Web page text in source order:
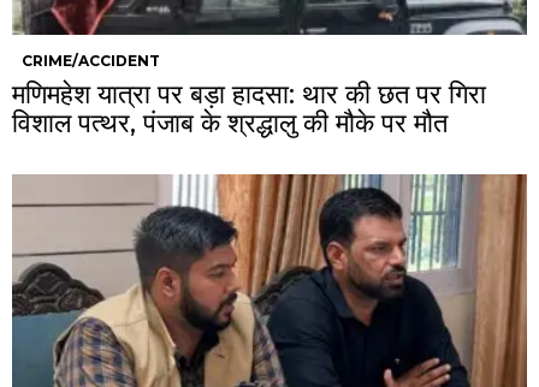
CRIME/ACCIDENT
मणिमहेश यात्रा पर बड़ा हादसा: थार की छत पर गिरा
विशाल पत्थर, पंजाब के श्रद्धालु की मौके पर मौत